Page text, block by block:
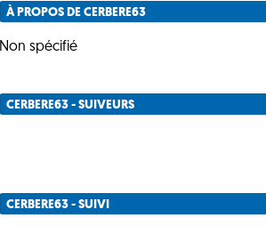
À PROPOS DE CERBERE63
Non spécifié
CERBERE63 - SUIVEURS
CERBERE63 - SUIVI